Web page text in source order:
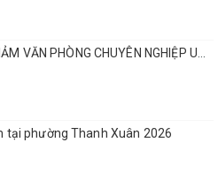
khi giặt, nếu thấy không có phản
chân tường và những nơi máy
bẩn trên bề mặt thảm.
sau khi giặt.
DỊCH VỤ GIẶT THẢM VĂN PHÒNG CHUYÊN NGHIỆP UY TÍN GIÁ RẺ(GIÁ TỪ 5K/ 1M2) TẠI HÀ NỘI
tại phường Thanh Xuân 2026